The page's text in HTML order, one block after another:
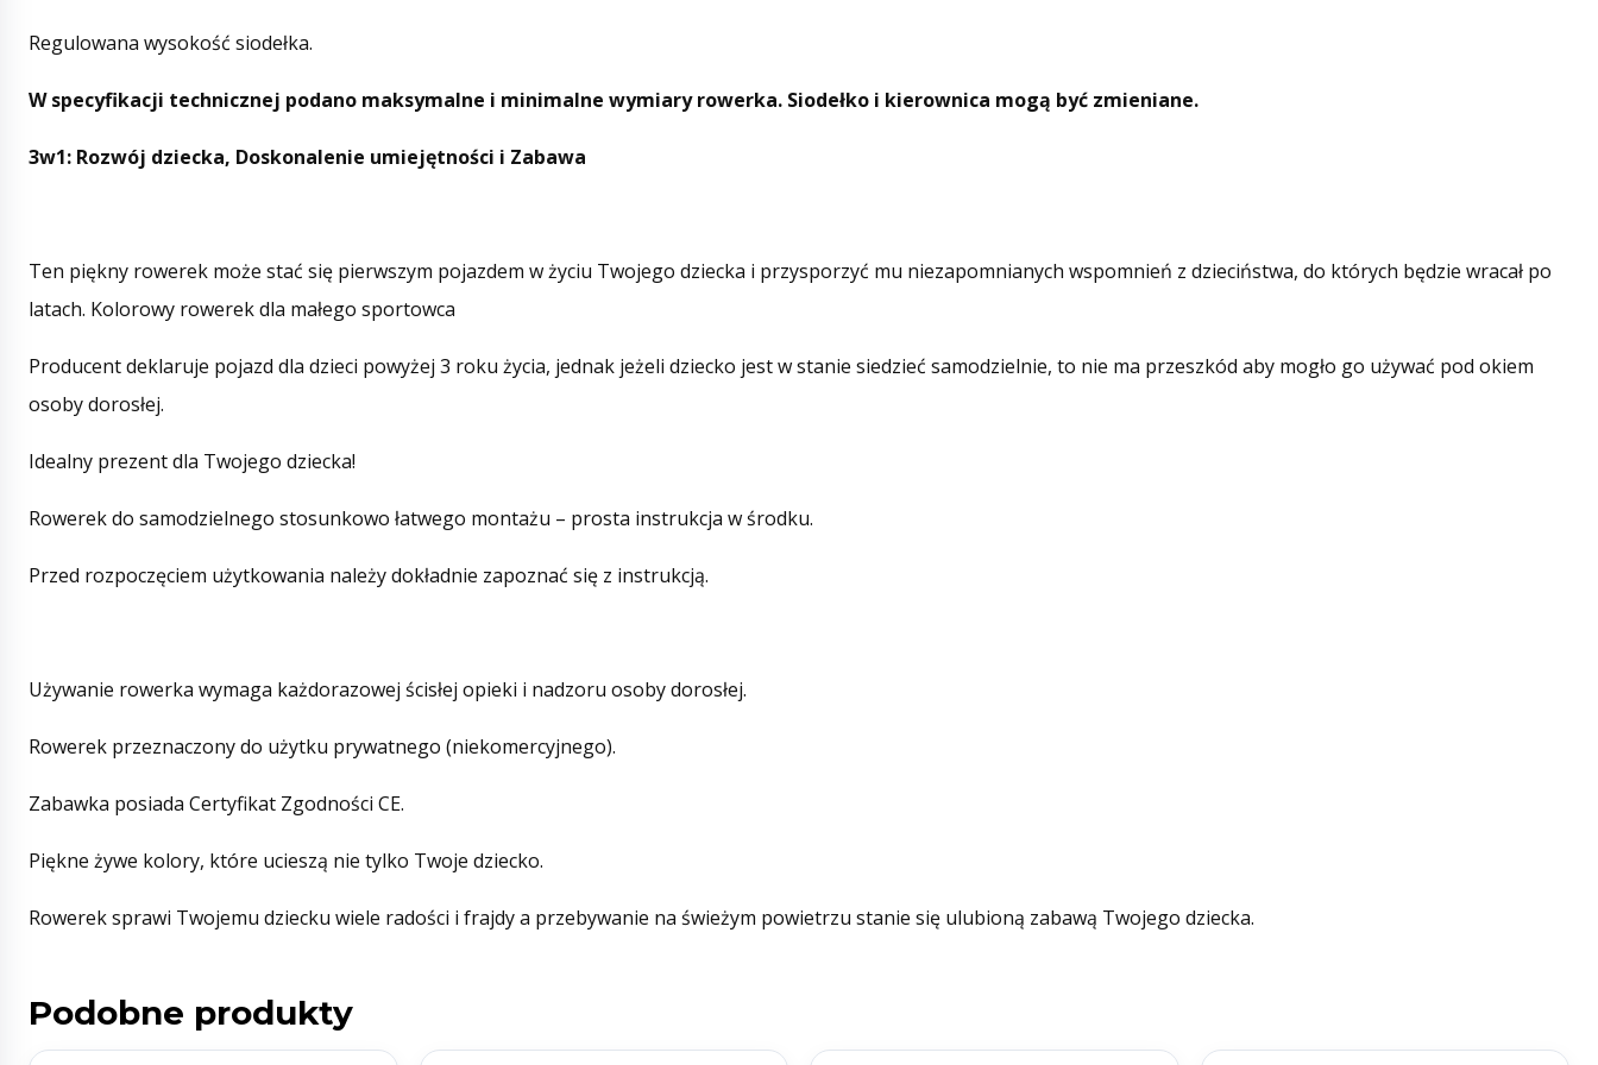
Regulowana wysokość siodełka.
W specyfikacji technicznej podano maksymalne i minimalne wymiary rowerka. Siodełko i kierownica mogą być zmieniane.
3w1: Rozwój dziecka, Doskonalenie umiejętności i Zabawa
Ten piękny rowerek może stać się pierwszym pojazdem w życiu Twojego dziecka i przysporzyć mu niezapomnianych wspomnień z dzieciństwa, do których będzie wracał po
latach. Kolorowy rowerek dla małego sportowca
Producent deklaruje pojazd dla dzieci powyżej 3 roku życia, jednak jeżeli dziecko jest w stanie siedzieć samodzielnie, to nie ma przeszkód aby mogło go używać pod okiem
osoby dorosłej.
Idealny prezent dla Twojego dziecka!
Rowerek do samodzielnego stosunkowo łatwego montażu – prosta instrukcja w środku.
Przed rozpoczęciem użytkowania należy dokładnie zapoznać się z instrukcją.
Używanie rowerka wymaga każdorazowej ścisłej opieki i nadzoru osoby dorosłej.
Rowerek przeznaczony do użytku prywatnego (niekomercyjnego).
Zabawka posiada Certyfikat Zgodności CE.
Piękne żywe kolory, które ucieszą nie tylko Twoje dziecko.
Rowerek sprawi Twojemu dziecku wiele radości i frajdy a przebywanie na świeżym powietrzu stanie się ulubioną zabawą Twojego dziecka.
Podobne produkty